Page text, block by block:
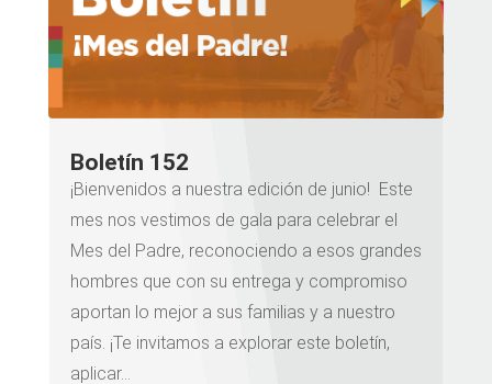
Boletín 152
¡Bienvenidos a nuestra edición de junio! Este
mes nos vestimos de gala para celebrar el
Mes del Padre, reconociendo a esos grandes
hombres que con su entrega y compromiso
aportan lo mejor a sus familias y a nuestro
país. ¡Te invitamos a explorar este boletín,
aplicar...